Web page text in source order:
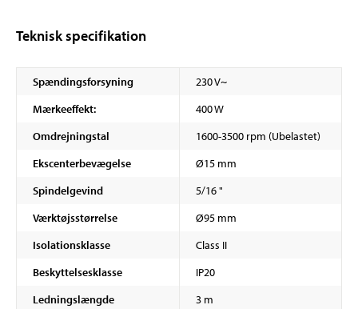
Teknisk specifikation
Spændingsforsyning
230 V~
Mærkeeffekt:
400 W
Omdrejningstal
1600-3500 rpm (Ubelastet)
Ekscenterbevægelse
Ø15 mm
Spindelgevind
5/16 "
Værktøjsstørrelse
Ø95 mm
Isolationsklasse
Class II
Beskyttelsesklasse
IP20
Ledningslængde
3 m